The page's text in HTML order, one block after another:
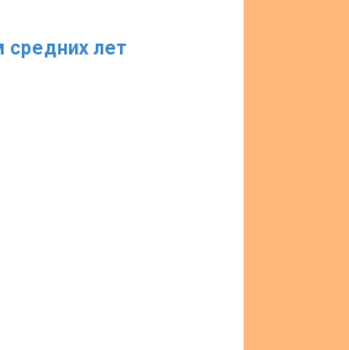
средних лет